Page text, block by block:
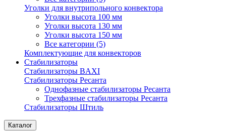
Уголки для внутрипольного конвектора
Уголки высота 100 мм
Уголки высота 130 мм
Уголки высота 150 мм
Все категории (5)
Комплектующие для конвекторов
Стабилизаторы
Стабилизаторы BAXI
Стабилизаторы Ресанта
Однофазные стабилизаторы Ресанта
Трехфазные стабилизаторы Ресанта
Стабилизаторы Штиль
Каталог